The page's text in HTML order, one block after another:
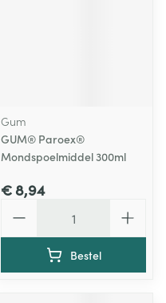
Gum
GUM® Paroex®
Mondspoelmiddel 300ml
€ 8,94
Bestel